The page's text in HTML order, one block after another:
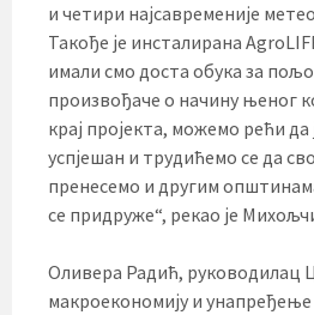
и четири најсавременије
Такође је инсталирана
имали смо доста обука за
произвођаче о начину њеног
крај пројекта, можемо рећи да
успјешан и трудићемо се да
пренесемо и другим
се придруже“, рекао је
Оливера Радић, руководилац
макроекономију и